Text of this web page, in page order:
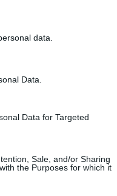
data.
Data.
Data for Targeted
Sale, and/or Sharing
the Purposes for which it
em duelo a contar para a
integra o onze inicial dos